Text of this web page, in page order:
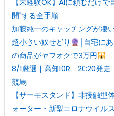
【未経験OK】AIに頼むだけ
開"する全手順
加藤純一のキャッチングが
超小さい奴せどり
│自宅に
の商品がヤフオクで3万円
8/1厳選｜高知10R｜20:20発走
競馬
【サーモスタンド】非接触型
ォーター・新型コロナウイル